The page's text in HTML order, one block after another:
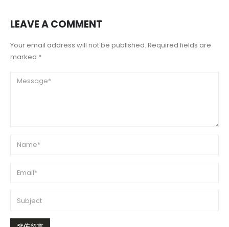
LEAVE A COMMENT
Your email address will not be published. Required fields are
marked *